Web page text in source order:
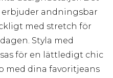
andningsbar
med stretch för
Styla med
för en lättledigt chic
med dina favoritjeans